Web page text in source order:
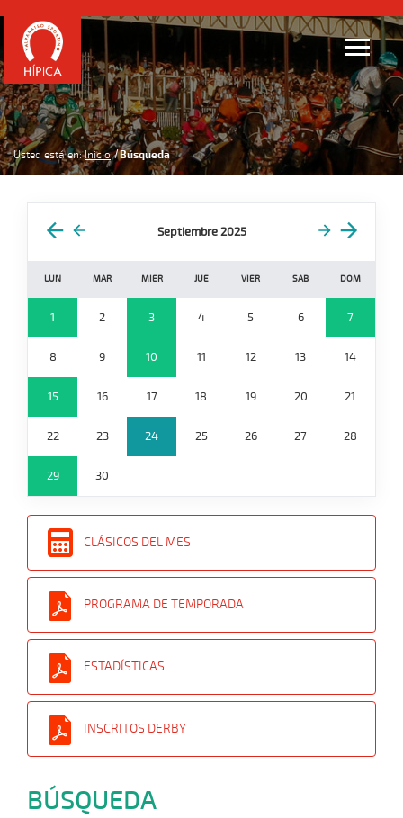
Usted está en: Inicio Búsqueda
Septiembre 2025
LUN MAR MIER JUE VIER SAB DOM
1 2 3 4 5 6 7
8 9 10 11 12 13 14
15 16 17 18 19 20 21
22 23 24 25 26 27 28
29 30
CLÁSICOS DEL MES
PROGRAMA DE TEMPORADA
ESTADÍSTICAS
INSCRITOS DERBY
BÚSQUEDA